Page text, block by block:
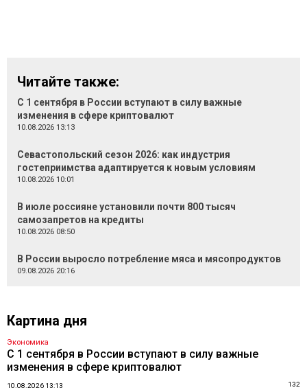
Читайте также:
С 1 сентября в России вступают в силу важные
изменения в сфере криптовалют
10.08.2026 13:13
Севастопольский сезон 2026: как индустрия
гостеприимства адаптируется к новым условиям
10.08.2026 10:01
В июле россияне установили почти 800 тысяч
самозапретов на кредиты
10.08.2026 08:50
В России выросло потребление мяса и мясопродуктов
09.08.2026 20:16
Картина дня
Экономика
С 1 сентября в России вступают в силу важные
изменения в сфере криптовалют
10.08.2026 13:13 132